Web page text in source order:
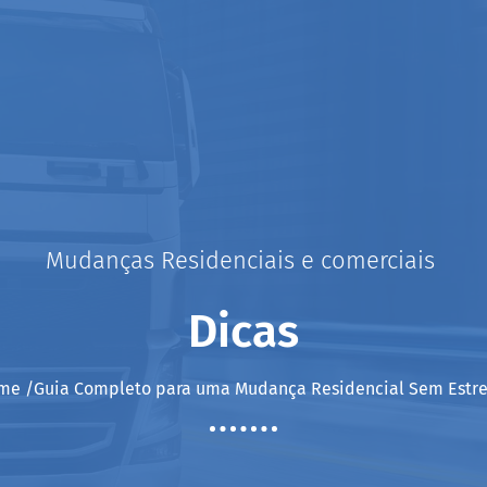
Mudanças Residenciais e comerciais
Dicas
/Guia Completo para uma Mudança Residencial Sem